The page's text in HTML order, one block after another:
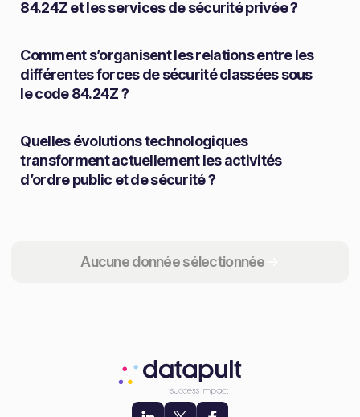
Aucune donnée sélectionnée
84.24Z et les services de sécurité privée ?
Comment s’organisent les relations entre les
différentes forces de sécurité classées sous
le code 84.24Z ?
Quelles évolutions technologiques
transforment actuellement les activités
d’ordre public et de sécurité ?
Partager